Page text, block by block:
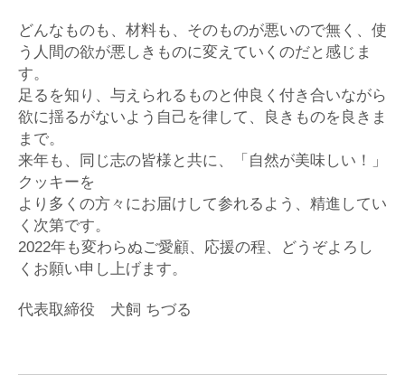
どんなものも、材料も、そのものが悪いので無く、使
う人間の欲が悪しきものに変えていくのだと感じま
す。
足るを知り、与えられるものと仲良く付き合いながら
欲に揺るがないよう自己を律して、良きものを良きま
まで。
来年も、同じ志の皆様と共に、「自然が美味しい！」
クッキーを
より多くの方々にお届けして参れるよう、精進してい
く次第です。
2022年も変わらぬご愛顧、応援の程、どうぞよろし
くお願い申し上げます。
代表取締役 犬飼 ちづる